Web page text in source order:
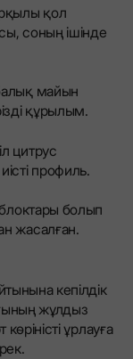
қол
соның ішінде
майын
құрылым.
цитрус
профиль.
болып
жасалған.
кепілдік
жұлдыз
ұрлауға